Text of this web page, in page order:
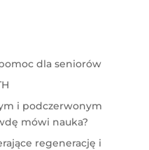
dla seniorów
i podczerwonym
mówi nauka?
regenerację i